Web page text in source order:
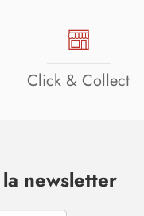
Click & Collect
newsletter